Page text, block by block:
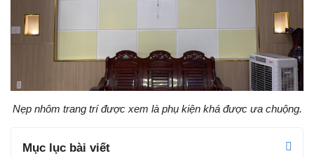
Nẹp nhôm trang trí được xem là phụ kiện khá được ưa chuộng.
Mục lục bài viết